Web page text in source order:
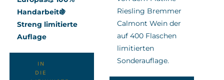
Handarbeit🍇
Streng limitierte
Auflage
IN
DIE
Riesling Bremmer
Calmont Wein der
auf 400 Flaschen
limitierten
Sonderauflage.